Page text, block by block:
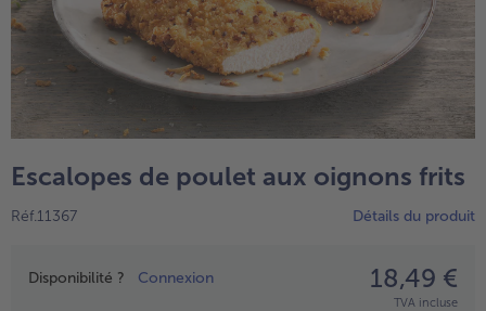
Escalopes de poulet aux oignons frits
Réf.11367 Détails du produit
Prix
Disponibilité ? Connexion 18,49 €
TVA incluse